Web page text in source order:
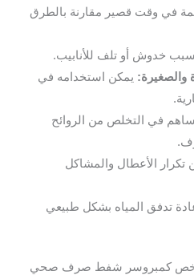
وقت قصير مقارنة بالطرق
أو تلف للأنابيب.
يمكن استخدامه في
التخلص من الروائح
الأعطال والمشاكل
المياه بشكل طبيعي
شفط صرف صحي